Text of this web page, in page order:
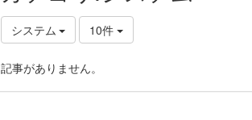
システム 10件
記事がありません。